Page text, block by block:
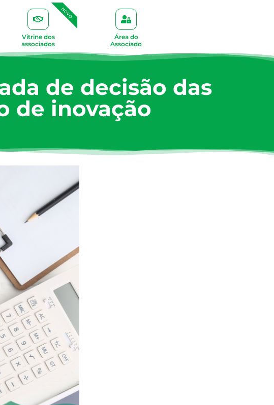
Vitrine dos
associados
NOVO
Área do
Associado
de decisão das
de inovação